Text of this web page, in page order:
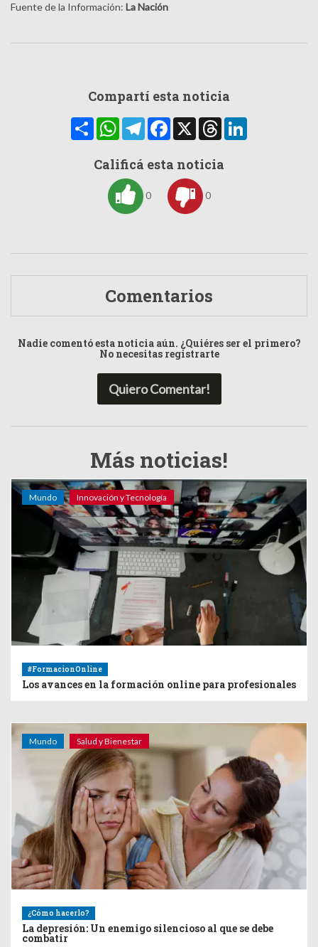
Fuente de la Información: La Nación
Compartí esta noticia
CompartirWhatsAppTelegramFacebook
X Threads
Calificá esta noticia
0 0
Comentarios
Nadie comentó esta noticia aún. ¿Quiéres ser el primero?
No necesitas registrarte
Quiero Comentar!
Más noticias!
Mundo Innovación y Tecnología
#FormacionOnline
Los avances en la formación online para profesionales
Mundo Salud y Bienestar
¿Cómo hacerlo?
La depresión: Un enemigo silencioso al que se debe
combatir